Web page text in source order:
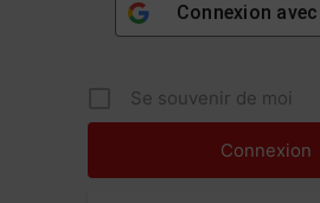
Connexion avec
Se souvenir de moi